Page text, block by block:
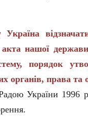
нашої
порядок
органів, права та
України 1996